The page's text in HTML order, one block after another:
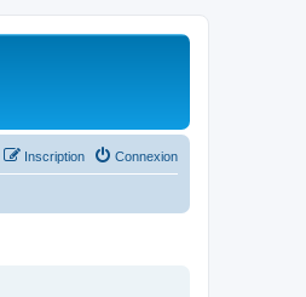
Connexion
Inscription